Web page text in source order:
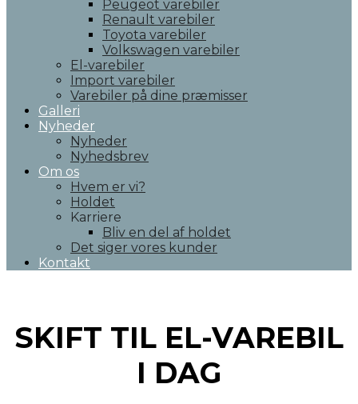
Peugeot varebiler
Renault varebiler
Toyota varebiler
Volkswagen varebiler
El-varebiler
Import varebiler
Varebiler på dine præmisser
Galleri
Nyheder
Nyheder
Nyhedsbrev
Om os
Hvem er vi?
Holdet
Karriere
Bliv en del af holdet
Det siger vores kunder
Kontakt
SKIFT TIL EL-VAREBIL
I DAG